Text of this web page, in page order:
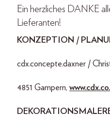
Ein herzliches DANKE
Lieferanten!
KONZEPTION /
cdx.concepte.daxner /
4851 Gampern,